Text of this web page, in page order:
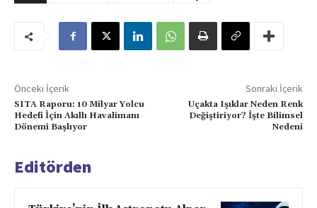
Önceki İçerik
SITA Raporu: 10 Milyar Yolcu
Hedefi İçin Akıllı Havalimanı
Dönemi Başlıyor
Sonraki İçerik
Uçakta Işıklar Neden Renk
Değiştiriyor? İşte Bilimsel
Nedeni
Editörden